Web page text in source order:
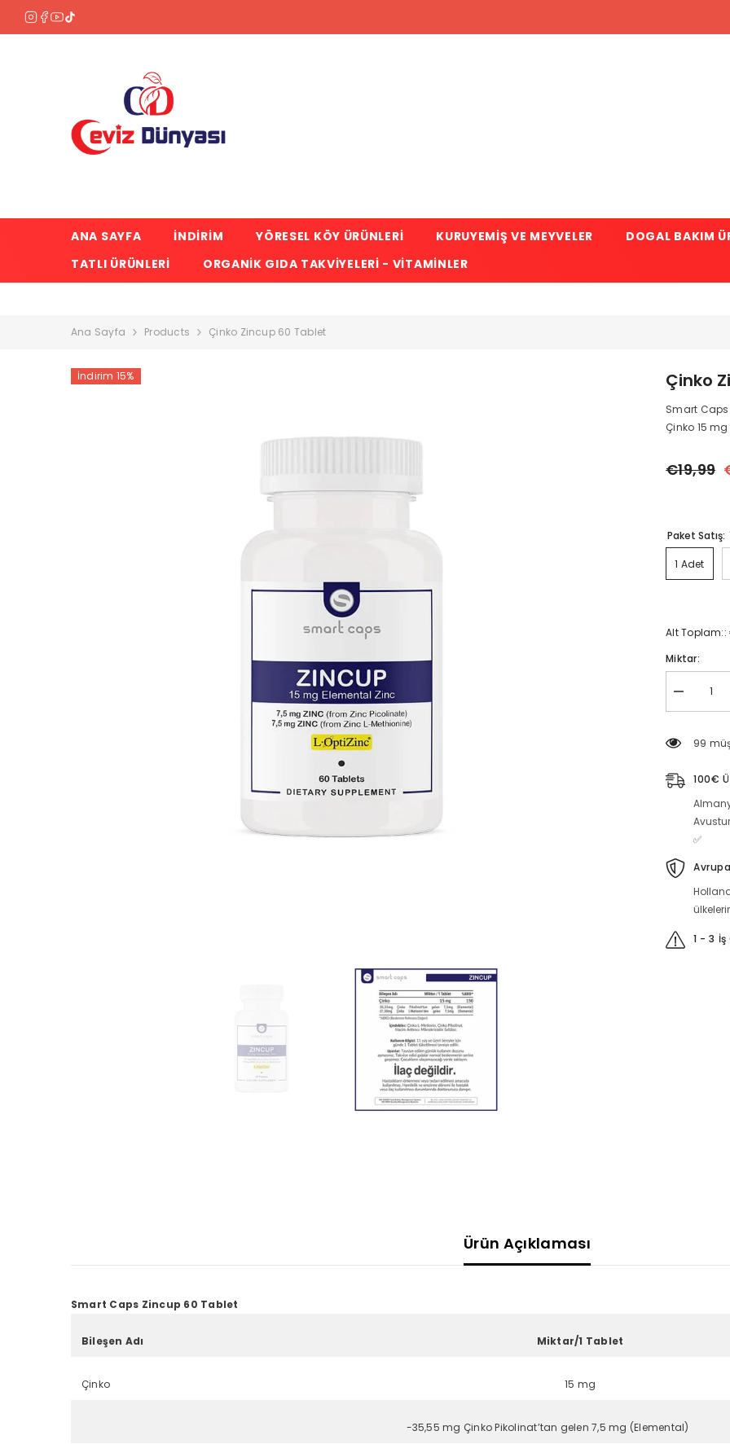
ANA SAYFA İNDİRİM YÖRESEL KÖY ÜRÜNLERI KURUYEMIŞ VE MEYVELER DOGAL BAKIM
TATLI ÜRÜNLERI
ORGANIK GIDA TAKVIYELERI - VITAMINLER
Ana Sayfa Products Çinko Zincup 60 Tablet
İndirim 15% Çinko
Smart Caps
Çinko 15
€19,99
Paket Satış:
1 Adet
Alt Toplam::
Miktar:
Zincup
için
azaltın
99
100€
✅
1 - 3
Ürün Açıklaması
Smart Caps Zincup 60 Tablet
Bileşen Adı Miktar/1 Tablet
Çinko 15 mg
-35,55 mg Çinko Pikolinat’tan gelen 7,5 mg (Elemental)